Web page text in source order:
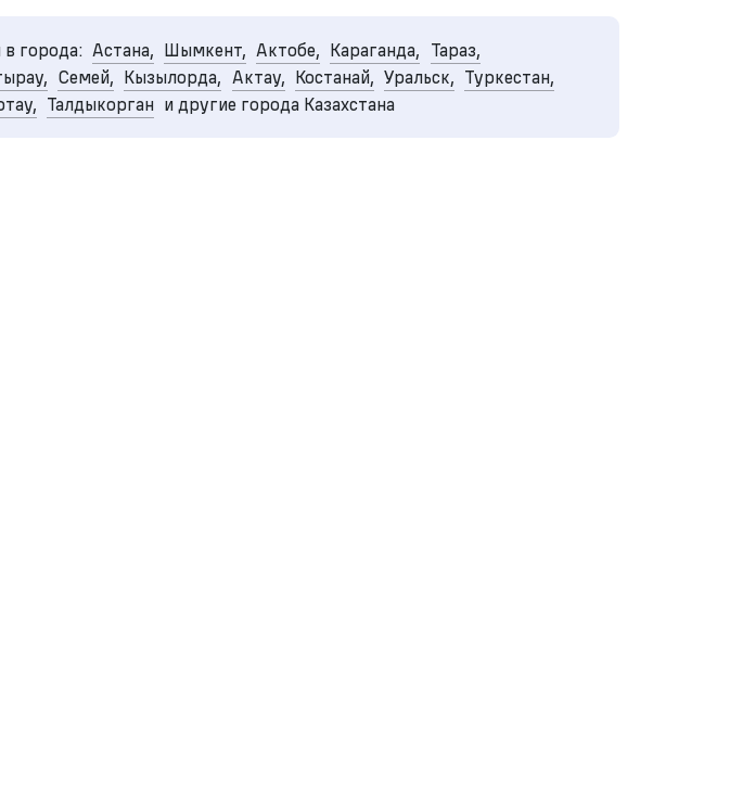
города: Астана, Шымкент, Актобе, Караганда, Тараз,
Семей, Кызылорда, Актау, Костанай, Уральск, Туркестан,
Талдыкорган и другие города Казахстана